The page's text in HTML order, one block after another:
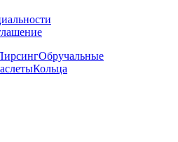
Обручальные
Кольца